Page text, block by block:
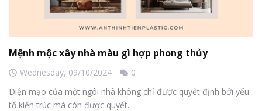
Mệnh mộc xây nhà màu gì hợp phong thủy
Wednesday, 09/10/2024
0
Diện mạo của một ngôi nhà không chỉ được quyết định bởi yếu
tố kiến trúc mà còn được quyết...